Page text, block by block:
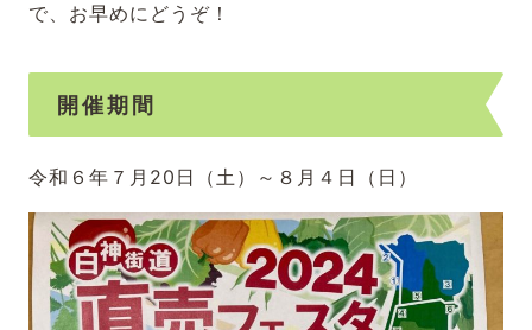
で、お早めにどうぞ！
開催期間
令和６年７月20日（土）～８月４日（日）